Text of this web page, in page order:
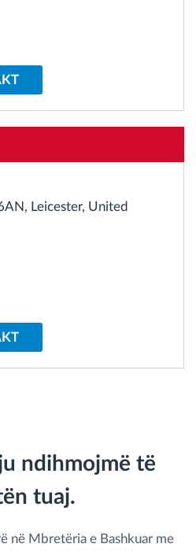
shoferëve
të aktivitetit të flotës
Leicester, United
ndihmojmë të
tuaj.
në Mbretëria e Bashkuar me